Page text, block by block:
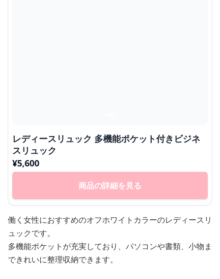
レディースリュック 多機能ポケット付きビジネ
スリュック
¥5,600
商品の詳細を見る
働く女性におすすめのオフホワイトカラーのレディースリ
ュックです。
多機能ポケットが充実しており、パソコンや書類、小物ま
できれいに整理収納できます。